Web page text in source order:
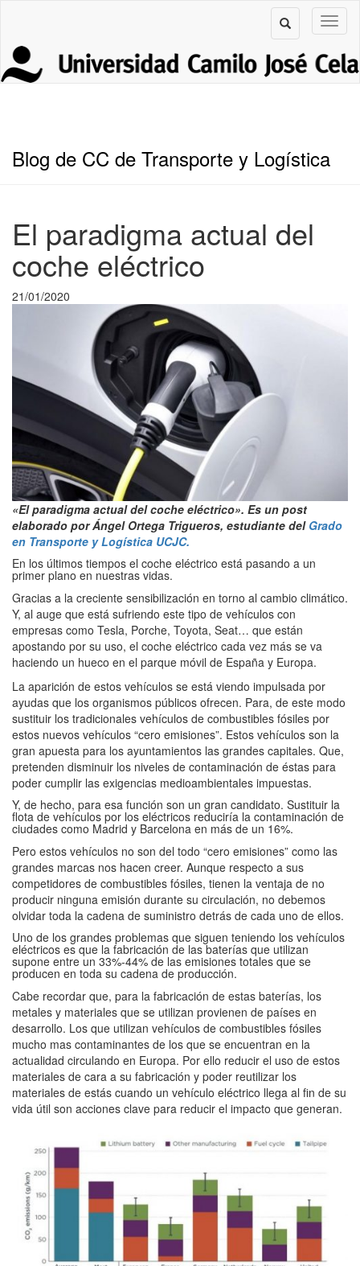
Blog de CC de Transporte y Logística
El paradigma actual del
coche eléctrico
21/01/2020
«El paradigma actual del coche eléctrico». Es un post
elaborado por Ángel Ortega Trigueros, estudiante del Grado
en Transporte y Logística UCJC.
En los últimos tiempos el coche eléctrico está pasando a un
primer plano en nuestras vidas.
Gracias a la creciente sensibilización en torno al cambio climático.
Y, al auge que está sufriendo este tipo de vehículos con
empresas como Tesla, Porche, Toyota, Seat… que están
apostando por su uso, el coche eléctrico cada vez más se va
haciendo un hueco en el parque móvil de España y Europa.
La aparición de estos vehículos se está viendo impulsada por
ayudas que los organismos públicos ofrecen. Para, de este modo
sustituir los tradicionales vehículos de combustibles fósiles por
estos nuevos vehículos “cero emisiones”. Estos vehículos son la
gran apuesta para los ayuntamientos las grandes capitales. Que,
pretenden disminuir los niveles de contaminación de éstas para
poder cumplir las exigencias medioambientales impuestas.
Y, de hecho, para esa función son un gran candidato. Sustituir la
flota de vehículos por los eléctricos reduciría la contaminación de
ciudades como Madrid y Barcelona en más de un 16%.
Pero estos vehículos no son del todo “cero emisiones” como las
grandes marcas nos hacen creer. Aunque respecto a sus
competidores de combustibles fósiles, tienen la ventaja de no
producir ninguna emisión durante su circulación, no debemos
olvidar toda la cadena de suministro detrás de cada uno de ellos.
Uno de los grandes problemas que siguen teniendo los vehículos
eléctricos es que la fabricación de las baterías que utilizan
supone entre un 33%-44% de las emisiones totales que se
producen en toda su cadena de producción.
Cabe recordar que, para la fabricación de estas baterías, los
metales y materiales que se utilizan provienen de países en
desarrollo. Los que utilizan vehículos de combustibles fósiles
mucho mas contaminantes de los que se encuentran en la
actualidad circulando en Europa. Por ello reducir el uso de estos
materiales de cara a su fabricación y poder reutilizar los
materiales de estás cuando un vehículo eléctrico llega al fin de su
vida útil son acciones clave para reducir el impacto que generan.